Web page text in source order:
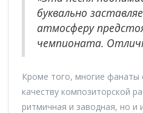
буквально
атмосферу
чемпионата.
Кроме того, многие
качеству композиторской
ритмичная и заводная, но и